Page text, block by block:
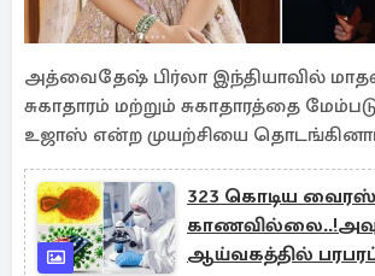
அத்வைதேஷ் பிர்லா இந்தியாவில்
சுகாதாரம் மற்றும் சுகாதாரத்தை
உஜாஸ் என்ற முயற்சியை
323 கொடிய
ஆய்வகத்தில்